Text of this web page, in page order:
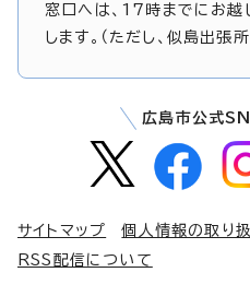
窓口へは、17時までにお越
します。（ただし、似島出
広島市公式
サイトマップ 個人情報の取り
RSS配信について